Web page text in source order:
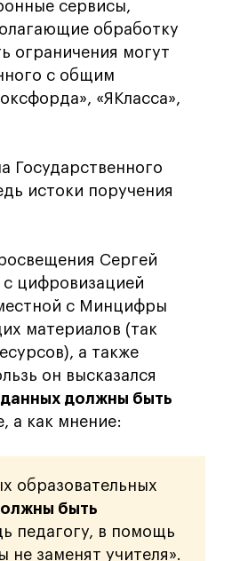
сервисы,
обработку
ограничения могут
с общим
«ЯКласса»,
Государственного
истоки поручения
Сергей
с цифровизацией
с Минцифры
материалов (так
а также
он высказался
должны быть
а как мнение:
образовательных
быть
педагогу, в помощь
заменят учителя».